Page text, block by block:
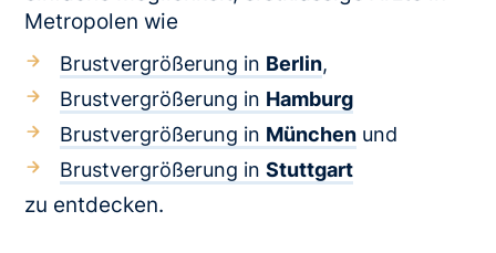
Metropolen wie
Brustvergrößerung in Berlin,
Brustvergrößerung in Hamburg
Brustvergrößerung in München und
Brustvergrößerung inStuttgart
zu entdecken.